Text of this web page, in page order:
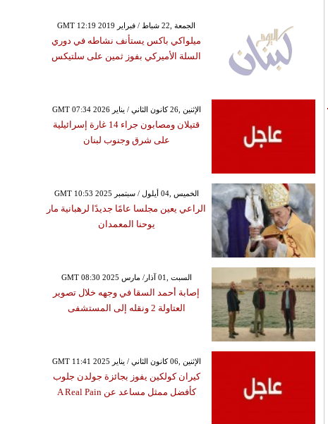
GMT 12:19 2019 الجمعة ,22 شباط / فبراير
ميلواكي باكس يستأنف نشاطه في دوري
السلة الأميركي بفوز ثمين على سلتيكس
GMT 07:34 2026 الإثنين ,26 كانون الثاني / يناير
قتيلان ومصابون جراء 14 غارة إسرائيلية
على شرق وجنوب لبنان
GMT 10:53 2025 الخميس ,04 أيلول / سبتمبر
الراعي يعين مجلسا عامًا جديدًا لرهبانية مار
يوحنا المعمدان
GMT 08:30 2025 السبت ,01 آذار/ مارس
إصابة أحمد السقا في وجهه خلال تصوير
العتاولة 2 ونقله إلى المستشفى
GMT 11:41 2025 الإثنين ,06 كانون الثاني / يناير
كيران كولكين يفوز بجائزة جولدن جلوب
كأفضل ممثل مساعد عن A Real Pain